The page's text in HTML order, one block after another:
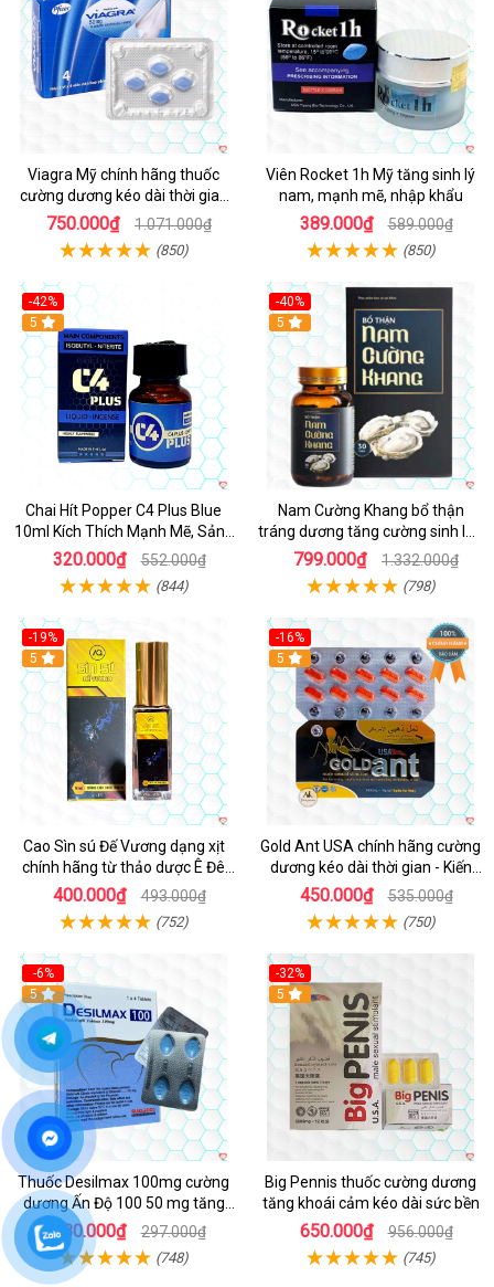
Viagra Mỹ chính hãng thuốc
cường dương kéo dài thời gian
cho Nam nhập khẩu chính ngạch
750.000₫ 1.071.000₫
(850)
Viên Rocket 1h Mỹ tăng sinh lý
nam, mạnh mẽ, nhập khẩu
389.000₫ 589.000₫
(850)
-42%
5
Chai Hít Popper C4 Plus Blue
10ml Kích Thích Mạnh Mẽ, Sảng
Khoái
320.000₫ 552.000₫
(844)
-40%
5
Nam Cường Khang bổ thận
tráng dương tăng cường sinh lực
nam
799.000₫ 1.332.000₫
(798)
-19%
5
Cao Sìn sú Đế Vương dạng xịt
chính hãng từ thảo dược Ê Đê
Việt Nam
400.000₫ 493.000₫
(752)
-16%
5
Gold Ant USA chính hãng cường
dương kéo dài thời gian - Kiến
Vàng Đen Tây Tạng
450.000₫ 535.000₫
(750)
-6%
5
Thuốc Desilmax 100mg cường
dương Ấn Độ 100 50 mg tăng
sinh lý tốt nhất
280.000₫ 297.000₫
(748)
-32%
5
Big Pennis thuốc cường dương
tăng khoái cảm kéo dài sức bền
650.000₫ 956.000₫
(745)